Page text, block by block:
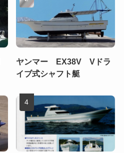
ヤンマー EX38V Vドラ
イブ式シャフト艇